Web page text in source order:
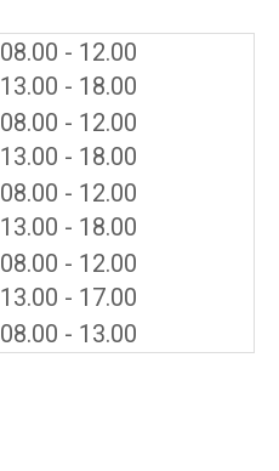
08.00 tot
- 12.00
13.00 tot
- 18.00
08.00 tot
- 12.00
13.00 tot
- 18.00
08.00 tot
- 12.00
13.00 tot
- 18.00
08.00 tot
- 12.00
13.00 tot
- 17.00
08.00 - 13.00